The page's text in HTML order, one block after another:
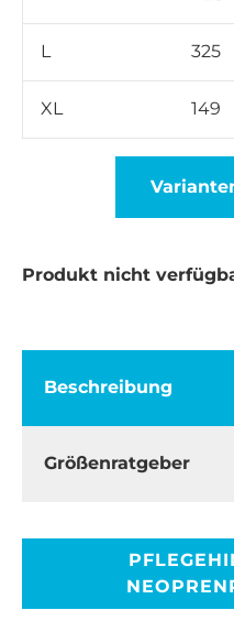
L 325
XL 149
Produkt nicht
Beschreibung
Größenratgeber